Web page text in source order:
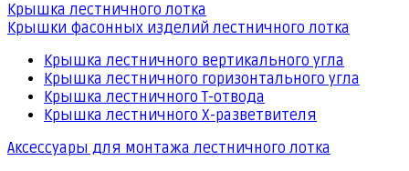
Крышка лестничного лотка
Крышки фасонных изделий лестничного лотка
Крышка лестничного вертикального угла
Крышка лестничного горизонтального угла
Крышка лестничного Т-отвода
Крышка лестничного Х-разветвителя
Аксессуары для монтажа лестничного лотка